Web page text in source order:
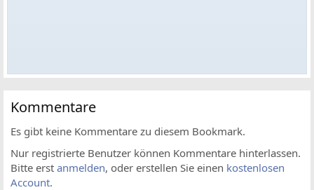
Kommentare
Es gibt keine Kommentare zu diesem Bookmark.
Nur registrierte Benutzer können Kommentare hinterlassen.
Bitte erst anmelden, oder erstellen Sie einen kostenlosen
Account.